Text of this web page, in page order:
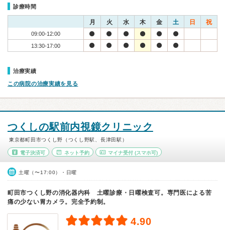
診療時間
月 火 水 木 金 土 日 祝
09:00-12:00
13:30-17:00
治療実績
この病院の治療実績を見る
つくしの駅前内視鏡クリニック
東京都町田市つくし野（つくし野駅、長津田駅）
電子決済可 ネット予約 マイナ受付 (スマホ可)
土曜（〜17:00）・日曜
町田市つくし野の消化器内科 土曜診療・日曜検査可。専門医による苦
痛の少ない胃カメラ。完全予約制。
4.90